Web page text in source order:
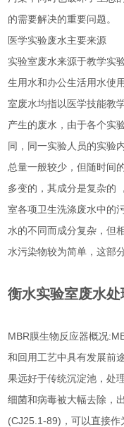
的需要解决的重要问题。
医学实验废水主要来源
实验室废水来源于教学实
生用水和办公生活用水使
室废水均指以医学技能教
产生的废水，由于各个实
同，同一实验人员的实验
总量一般较少，但随时间
多变的，其成分是复杂的
室各项卫生洗涤废水中的
水的不同而成分复杂，但
水污染物较为简单，这部
衡水实验室废水
MBR膜生物反应器概况
和回用工艺中具有发展前
果远好于传统沉淀池，处
细菌和病毒被大幅去除，
(CJ25.1-89)，可以直接作